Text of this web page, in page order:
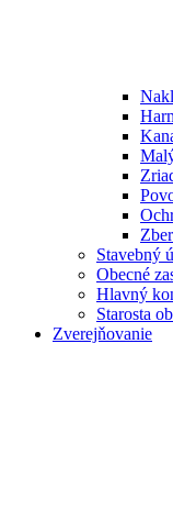
Stavebný
Obecné
Hlavný
Starosta
Zverejňovanie